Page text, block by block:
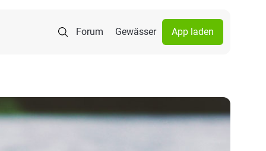
Forum Gewässer App laden